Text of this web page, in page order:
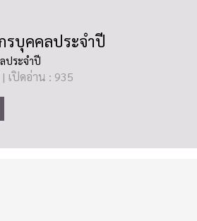
รบุคคลประจำปี
ประจำปี
เปิดอ่าน : 935